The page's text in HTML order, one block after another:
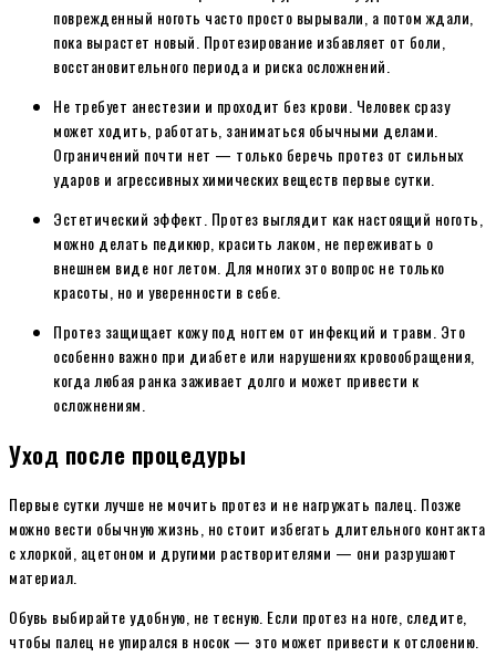
поврежденный ноготь часто просто вырывали, а потом ждали,
пока вырастет новый. Протезирование избавляет от боли,
восстановительного периода и риска осложнений.
Не требует анестезии и проходит без крови. Человек сразу
может ходить, работать, заниматься обычными делами.
Ограничений почти нет — только беречь протез от сильных
ударов и агрессивных химических веществ первые сутки.
Эстетический эффект. Протез выглядит как настоящий ноготь,
можно делать педикюр, красить лаком, не переживать о
внешнем виде ног летом. Для многих это вопрос не только
красоты, но и уверенности в себе.
Протез защищает кожу под ногтем от инфекций и травм. Это
особенно важно при диабете или нарушениях кровообращения,
когда любая ранка заживает долго и может привести к
осложнениям.
Уход после процедуры
Первые сутки лучше не мочить протез и не нагружать палец. Позже
можно вести обычную жизнь, но стоит избегать длительного контакта
с хлоркой, ацетоном и другими растворителями — они разрушают
материал.
Обувь выбирайте удобную, не тесную. Если протез на ноге, следите,
чтобы палец не упирался в носок — это может привести к отслоению.